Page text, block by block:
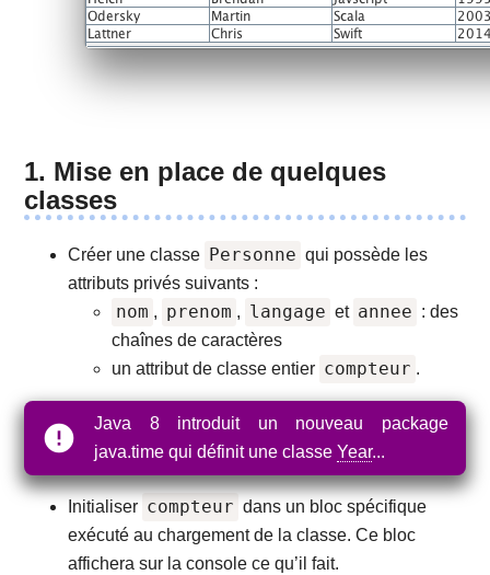
1. Mise en place de quelques
classes
Créer une classe Personne qui possède les
attributs privés suivants :
nom , prenom , langage et annee : des
chaînes de caractères
un attribut de classe entier compteur .
Java 8 introduit un nouveau package
java.time qui définit une classeYear...
Initialiser compteur dans un bloc spécifique
exécuté au chargement de la classe. Ce bloc
affichera sur la console ce qu’il fait.